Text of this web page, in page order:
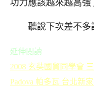
功力應該越來越高
聽說下次差不多
延伸閱讀
2008 玄奘國貿同學會
Padova 帕多瓦 台北新